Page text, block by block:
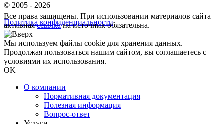
© 2005 - 2026
Политика конфиденциальности
Все права защищены. При использовании материалов сайта
активнаяссылкана источник обязательна.
Мы используем файлы cookie для хранения данных.
Продолжая пользоваться нашим сайтом, вы соглашаетесь с
условиями их использования.
OK
О компании
Нормативная документация
Полезная информация
Вопрос-ответ